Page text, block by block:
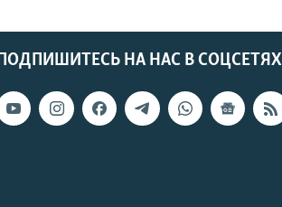
ПОДПИШИТЕСЬ НА НАС В СОЦСЕТЯХ